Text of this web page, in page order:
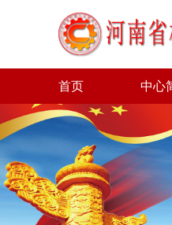
首页 中心